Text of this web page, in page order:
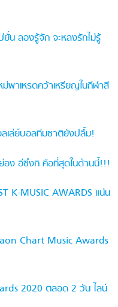
น ลองรู้จัก จะหลงรักไม่รู้
พาเหรดคว้าเหรียญในกีฬาสี
เล่ย์บอลทีมชาติยังปลื้ม!
อง อีซึงกิ คือที่สุดในด้านนี้!!!
K-MUSIC AWARDS แน่น
Chart Music Awards
2020 ตลอด 2 วัน ไลน์